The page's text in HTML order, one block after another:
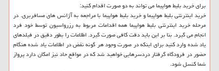
برای خرید بلیط هواپیما می تواند به دو صورت اقدام كنید:
خرید اینترنتی بلیط هواپیما و خرید بلیط هواپیما با مراجعه به آژانس های مسافربری. در
مرحله خرید اینترنتی بلیط هواپیما همه اقدامات مربوط به رزرواسیون توسط خود فرد
انجام می گیرد. بنا بر این باید دقت كافی صورت گیرد. اطلاعات را بطور دقیق در فیلدهای
یاد شده وارد كنید برای اینكه در صورت وجود هر گونه نقض در اطلاعات یاد شده هنگام
حضور در فرودگاه گرفتار دردسرهایی خواهید شد كه در مواقع حاد نیز امكان دارد پرواز
شما كنسل شود.